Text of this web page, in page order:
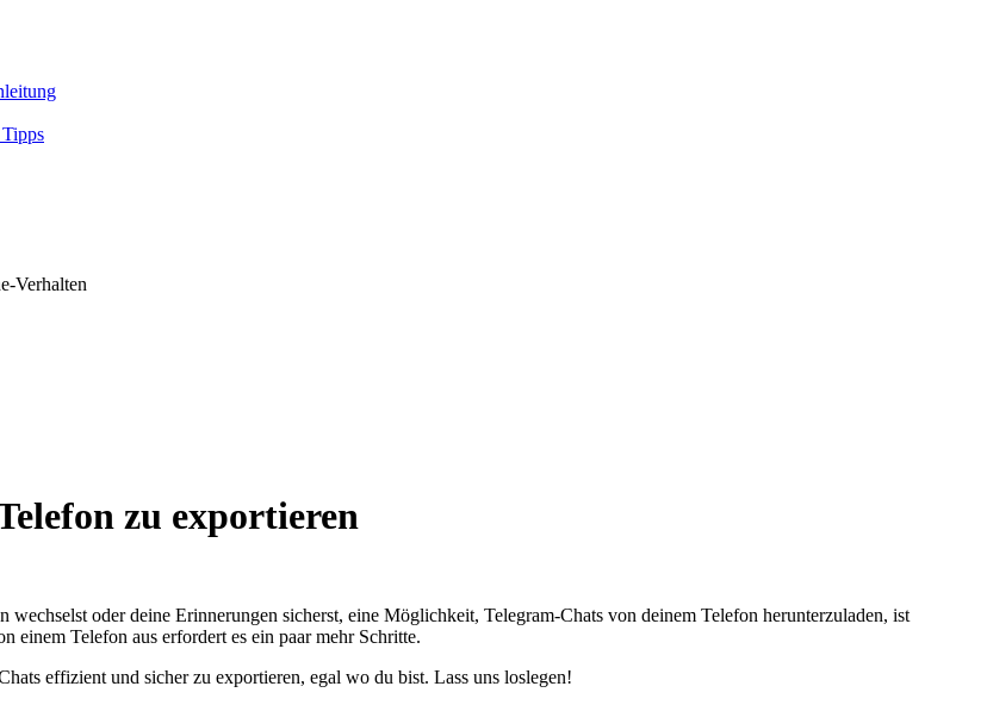
Verhalten
zu exportieren
oder deine Erinnerungen sicherst, eine Möglichkeit, Telegram-Chats von deinem Telefon herunterzuladen, ist
einem Telefon aus erfordert es ein paar mehr Schritte.
effizient und sicher zu exportieren, egal wo du bist. Lass uns loslegen!